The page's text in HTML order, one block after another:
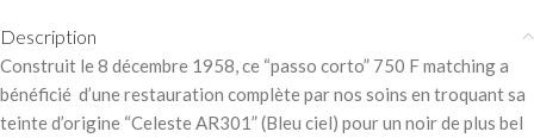
Description
Construit le 8 décembre 1958, ce “passo corto” 750 F matching a
bénéficié d’une restauration complète par nos soins en troquant sa
teinte d’origine “Celeste AR301” (Bleu ciel) pour un noir de plus bel